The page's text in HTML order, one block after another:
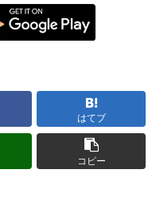
はてブ
コピー